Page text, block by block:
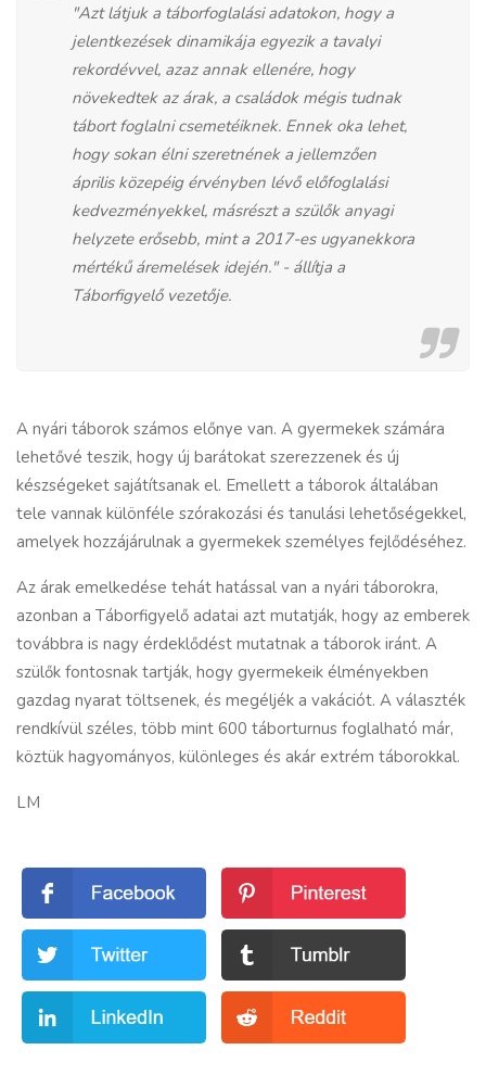
"Azt látjuk a táborfoglalási adatokon, hogy a
jelentkezések dinamikája egyezik a tavalyi
rekordévvel, azaz annak ellenére, hogy
növekedtek az árak, a családok mégis tudnak
tábort foglalni csemetéiknek. Ennek oka lehet,
hogy sokan élni szeretnének a jellemzően
április közepéig érvényben lévő előfoglalási
kedvezményekkel, másrészt a szülők anyagi
helyzete erősebb, mint a 2017-es ugyanekkora
mértékű áremelések idején." - állítja a
Táborfigyelő vezetője.
A nyári táborok számos előnye van. A gyermekek számára
lehetővé teszik, hogy új barátokat szerezzenek és új
készségeket sajátítsanak el. Emellett a táborok általában
tele vannak különféle szórakozási és tanulási lehetőségekkel,
amelyek hozzájárulnak a gyermekek személyes fejlődéséhez.
Az árak emelkedése tehát hatással van a nyári táborokra,
azonban a Táborfigyelő adatai azt mutatják, hogy az emberek
továbbra is nagy érdeklődést mutatnak a táborok iránt. A
szülők fontosnak tartják, hogy gyermekeik élményekben
gazdag nyarat töltsenek, és megéljék a vakációt. A választék
rendkívül széles, több mint 600 táborturnus foglalható már,
köztük hagyományos, különleges és akár extrém táborokkal.
LM